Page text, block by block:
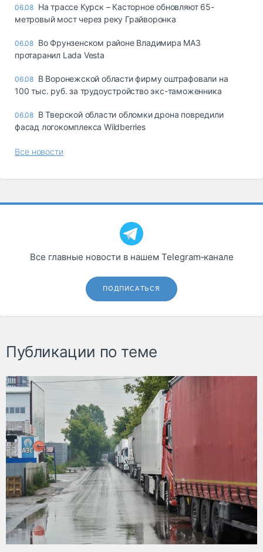
06.08 На трассе Курск – Касторное обновляют 65-
метровый мост через реку Грайворонка
06.08 Во Фрунзенском районе Владимира МАЗ
протаранил Lada Vesta
06.08 В Воронежской области фирму оштрафовали на
100 тыс. руб. за трудоустройство экс-таможенника
06.08 В Тверской области обломки дрона повредили
фасад логокомплекса Wildberries
Все новости
Все главные новости в нашем Telegram‑канале
ПОДПИСАТЬСЯ
Публикации по теме